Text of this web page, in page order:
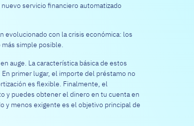
servicio financiero automatizado
evolucionado con la crisis económica: los
simple posible.
auge. La característica básica de estos
primer lugar, el importe del préstamo no
es flexible. Finalmente, el
y puedes obtener el dinero en tu cuenta en
y menos exigente es el objetivo principal de